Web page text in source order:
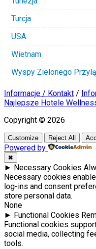
Turcja
USA
Wietnam
Wyspy Zielonego
Informacje / Kontakt /
Najlepsze Hotele
Copyright © 2026
Customize Reject All
Powered by
✖
► Necessary Cookies
Necessary cookies
log-ins and consent
store personal data.
None
► Functional Cookies
Functional cookies
social media, collecting
tools.